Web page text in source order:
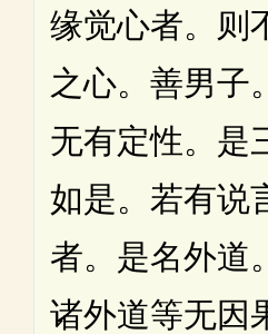
缘觉心者。则
之心。善男子
无有定性。是
如是。若有说
者。是名外道
诸外道等无因